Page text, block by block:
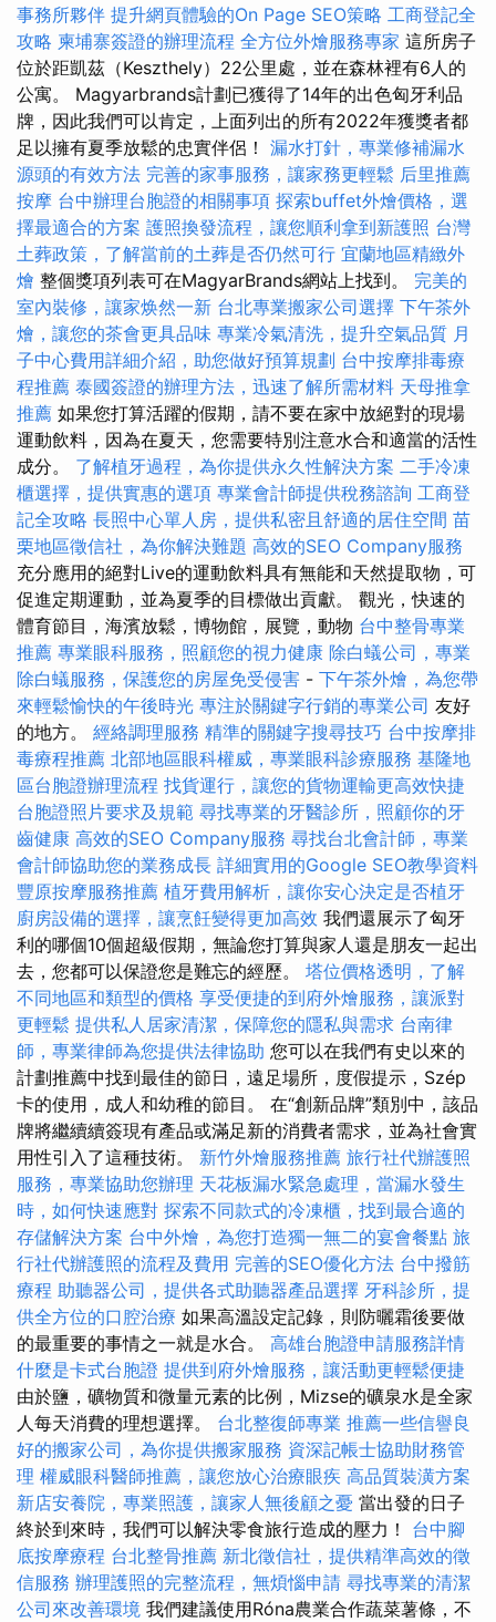
事務所夥伴 提升網頁體驗的On Page SEO策略 工商登記全
攻略 柬埔寨簽證的辦理流程 全方位外燴服務專家 這所房子
位於距凱茲（Keszthely）22公里處，並在森林裡有6人的
公寓。 Magyarbrands計劃已獲得了14年的出色匈牙利品
牌，因此我們可以肯定，上面列出的所有2022年獲獎者都
足以擁有夏季放鬆的忠實伴侶！ 漏水打針，專業修補漏水
源頭的有效方法 完善的家事服務，讓家務更輕鬆 后里推薦
按摩 台中辦理台胞證的相關事項 探索buffet外燴價格，選
擇最適合的方案 護照換發流程，讓您順利拿到新護照 台灣
土葬政策，了解當前的土葬是否仍然可行 宜蘭地區精緻外
燴 整個獎項列表可在MagyarBrands網站上找到。 完美的
室內裝修，讓家焕然一新 台北專業搬家公司選擇 下午茶外
燴，讓您的茶會更具品味 專業冷氣清洗，提升空氣品質 月
子中心費用詳細介紹，助您做好預算規劃 台中按摩排毒療
程推薦 泰國簽證的辦理方法，迅速了解所需材料 天母推拿
推薦 如果您打算活躍的假期，請不要在家中放絕對的現場
運動飲料，因為在夏天，您需要特別注意水合和適當的活性
成分。 了解植牙過程，為你提供永久性解決方案 二手冷凍
櫃選擇，提供實惠的選項 專業會計師提供稅務諮詢 工商登
記全攻略 長照中心單人房，提供私密且舒適的居住空間 苗
栗地區徵信社，為你解決難題 高效的SEO Company服務
充分應用的絕對Live的運動飲料具有無能和天然提取物，可
促進定期運動，並為夏季的目標做出貢獻。 觀光，快速的
體育節目，海濱放鬆，博物館，展覽，動物 台中整骨專業
推薦 專業眼科服務，照顧您的視力健康 除白蟻公司，專業
除白蟻服務，保護您的房屋免受侵害 - 下午茶外燴，為您帶
來輕鬆愉快的午後時光 專注於關鍵字行銷的專業公司 友好
的地方。 經絡調理服務 精準的關鍵字搜尋技巧 台中按摩排
毒療程推薦 北部地區眼科權威，專業眼科診療服務 基隆地
區台胞證辦理流程 找貨運行，讓您的貨物運輸更高效快捷
台胞證照片要求及規範 尋找專業的牙醫診所，照顧你的牙
齒健康 高效的SEO Company服務 尋找台北會計師，專業
會計師協助您的業務成長 詳細實用的Google SEO教學資料
豐原按摩服務推薦 植牙費用解析，讓你安心決定是否植牙
廚房設備的選擇，讓烹飪變得更加高效 我們還展示了匈牙
利的哪個10個超級假期，無論您打算與家人還是朋友一起出
去，您都可以保證您是難忘的經歷。 塔位價格透明，了解
不同地區和類型的價格 享受便捷的到府外燴服務，讓派對
更輕鬆 提供私人居家清潔，保障您的隱私與需求 台南律
師，專業律師為您提供法律協助 您可以在我們有史以來的
計劃推薦中找到最佳的節日，遠足場所，度假提示，Szép
卡的使用，成人和幼稚的節目。 在“創新品牌”類別中，該品
牌將繼續續簽現有產品或滿足新的消費者需求，並為社會實
用性引入了這種技術。 新竹外燴服務推薦 旅行社代辦護照
服務，專業協助您辦理 天花板漏水緊急處理，當漏水發生
時，如何快速應對 探索不同款式的冷凍櫃，找到最合適的
存儲解決方案 台中外燴，為您打造獨一無二的宴會餐點 旅
行社代辦護照的流程及費用 完善的SEO優化方法 台中撥筋
療程 助聽器公司，提供各式助聽器產品選擇 牙科診所，提
供全方位的口腔治療 如果高溫設定記錄，則防曬霜後要做
的最重要的事情之一就是水合。 高雄台胞證申請服務詳情
什麼是卡式台胞證 提供到府外燴服務，讓活動更輕鬆便捷
由於鹽，礦物質和微量元素的比例，Mizse的礦泉水是全家
人每天消費的理想選擇。 台北整復師專業 推薦一些信譽良
好的搬家公司，為你提供搬家服務 資深記帳士協助財務管
理 權威眼科醫師推薦，讓您放心治療眼疾 高品質裝潢方案
新店安養院，專業照護，讓家人無後顧之憂 當出發的日子
終於到來時，我們可以解決零食旅行造成的壓力！ 台中腳
底按摩療程 台北整骨推薦 新北徵信社，提供精準高效的徵
信服務 辦理護照的完整流程，無煩惱申請 尋找專業的清潔
公司來改善環境 我們建議使用Róna農業合作蔬菜薯條，不